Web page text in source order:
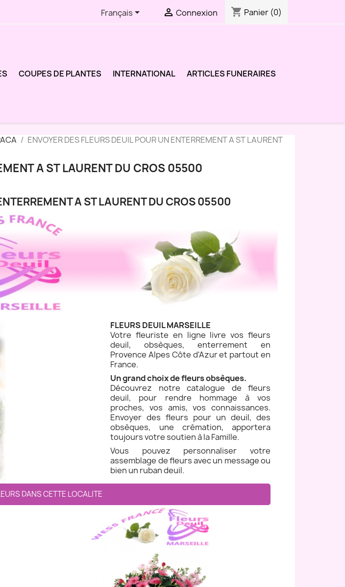
Français  Connexion shopping_cart Panier (0)
COUPES DE PLANTES INTERNATIONAL ARTICLES FUNERAIRES
ENVOYER DES FLEURS DEUIL POUR UN ENTERREMENT A ST LAURENT
A ST LAURENT DU CROS 05500
A ST LAURENT DU CROS 05500
FLEURS DEUIL MARSEILLE
Votre fleuriste en ligne livre vos fleurs
deuil, obsèques, enterrement en
Provence Alpes Côte d'Azur et partout en
France.
Un grand choix de fleurs obsèques.
Découvrez notre catalogue de fleurs
deuil, pour rendre hommage à vos
proches, vos amis, vos connaissances.
Envoyer des fleurs pour un deuil, des
obsèques, une crémation, apportera
toujours votre soutien à la Famille.
Vous pouvez personnaliser votre
assemblage de fleurs avec un message ou
bien un ruban deuil.
DANS CETTE LOCALITE